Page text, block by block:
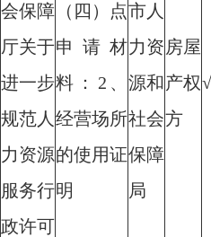
会保障
厅关于
进一步
规范人
力资源
服务行
政许可
（四）点
申请材
料：2、
经营场所
的使用证
明
市人
力资
源和
社会
保障
局
房屋
产权
方
√